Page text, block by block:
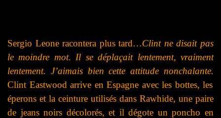
Sergio Leone racontera plus tard…Clint ne disait pas
le moindre mot. Il se déplaçait lentement, vraiment
lentement. J’aimais bien cette attitude nonchalante.
Clint Eastwood arrive en Espagne avec les bottes, les
éperons et la ceinture utilisés dans Rawhide, une paire
de jeans noirs décolorés, et il dégote un poncho en